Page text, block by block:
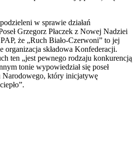
w sprawie działań
Grzegorz Płaczek z Nowej Nadziei
że „Ruch Biało-Czerwoni” to jej
organizacja składowa Konfederacji.
ten „jest pewnego rodzaju konkurencją
tonie wypowiedział się poseł
który inicjatywę